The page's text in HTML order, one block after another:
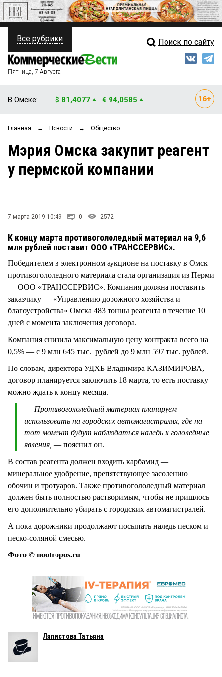
ПОЛИТИКА
ФИНАНСЫ
ОБЩЕСТВО
ЗАКОН
НОВОСТИ КОМПАНИЙ
СТИЛЬ ЖИЗНИ
Свежий выпуск
Рейтинги
Блоги
Все рубрики Поиск по сайту
Пятница, 7 Августа
В Омске: $ 81,4077 € 94,0585
Главная → Новости → Общество
Мэрия Омска закупит реагент
у пермской компании
7 марта 2019 10:49 0 2572
К концу марта противогололедный материал на 9,6
млн рублей поставит ООО «ТРАНССЕРВИС».
Победителем в электронном аукционе на поставку в Омск
противогололедного материала стала организация из Перми
— ООО «ТРАНССЕРВИС». Компания должна поставить
заказчику — «Управлению дорожного хозяйства и
благоустройства» Омска 483 тонны реагента в течение 10
дней с момента заключения договора.
Компания снизила максимальную цену контракта всего на
0,5% — с 9 млн 645 тыс. рублей до 9 млн 597 тыс. рублей.
По словам, директора УДХБ Владимира КАЗИМИРОВА,
договор планируется заключить 18 марта, то есть поставку
можно ждать к концу месяца.
— Противогололедный материал планируем
использовать на городских автомагистралях, где на
тот момент будут наблюдаться наледь и гололедные
явления, — пояснил он.
В состав реагента должен входить карбамид —
минеральное удобрение, препятствующее засолению
обочин и тротуаров. Также противогололедный материал
должен быть полностью растворимым, чтобы не пришлось
его дополнительно убирать с городских автомагистралей.
А пока дорожники продолжают посыпать наледь песком и
песко-соляной смесью.
Фото © nootropos.ru
Ляпистова Татьяна